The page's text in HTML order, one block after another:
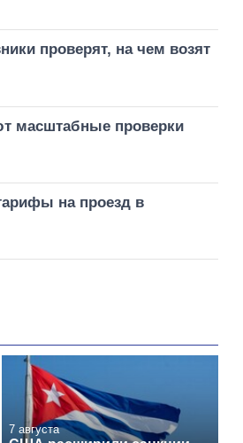
проверят, на чем возят
масштабные проверки
на проезд в
7 августа